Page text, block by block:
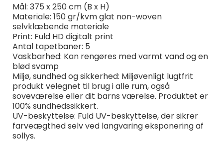
Mål: 375 x 250 cm (B x H)
Materiale: 150 gr/kvm glat non-woven
selvklæbende materiale
Print: Fuld HD digitalt print
Antal tapetbaner: 5
Vaskbarhed: Kan rengøres med varmt vand og en
blød svamp
Miljø, sundhed og sikkerhed: Miljøvenligt lugtfrit
produkt velegnet til brug i alle rum, også
soveværelse eller dit barns værelse. Produktet er
100% sundhedssikkert.
UV-beskyttelse: Fuld UV-beskyttelse, der sikrer
farveægthed selv ved langvaring eksponering af
sollys.